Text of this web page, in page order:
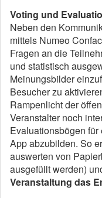
Voting und
Neben den
mittels Numeo
Fragen an die
und statistisch
Meinungsbilder
Besucher zu
Rampenlicht der
Veranstalter noch
Evaluationsbögen
App abzubilden. So
auswerten von
ausgefüllt werden)
Veranstaltung das